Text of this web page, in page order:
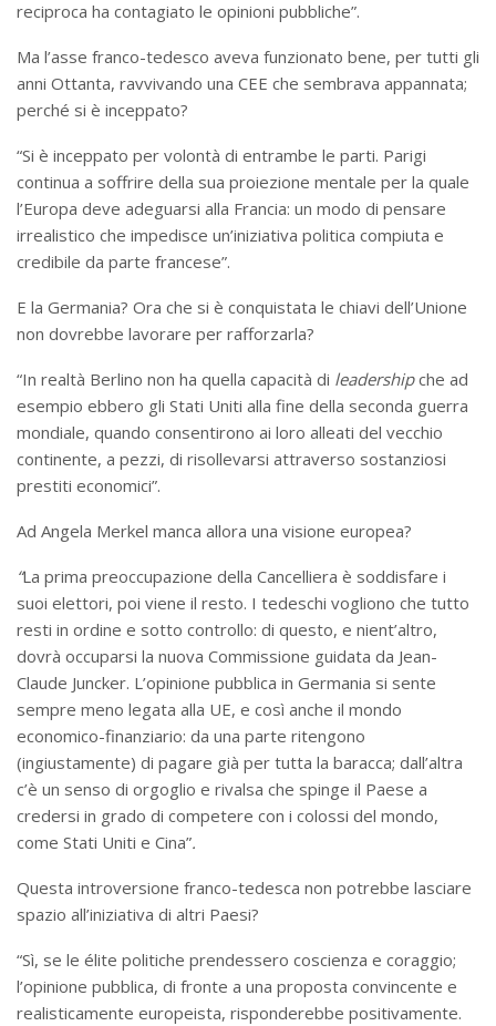
reciproca ha contagiato le opinioni pubbliche”.
Ma l’asse franco-tedesco aveva funzionato bene, per tutti gli
anni Ottanta, ravvivando una CEE che sembrava appannata;
perché si è inceppato?
“Si è inceppato per volontà di entrambe le parti. Parigi
continua a soffrire della sua proiezione mentale per la quale
l’Europa deve adeguarsi alla Francia: un modo di pensare
irrealistico che impedisce un’iniziativa politica compiuta e
credibile da parte francese”.
E la Germania? Ora che si è conquistata le chiavi dell’Unione
non dovrebbe lavorare per rafforzarla?
“In realtà Berlino non ha quella capacità di leadershipche ad
esempio ebbero gli Stati Uniti alla fine della seconda guerra
mondiale, quando consentirono ai loro alleati del vecchio
continente, a pezzi, di risollevarsi attraverso sostanziosi
prestiti economici”.
Ad Angela Merkel manca allora una visione europea?
“La prima preoccupazione della Cancelliera è soddisfare i
suoi elettori, poi viene il resto. I tedeschi vogliono che tutto
resti in ordine e sotto controllo: di questo, e nient’altro,
dovrà occuparsi la nuova Commissione guidata da Jean-
Claude Juncker. L’opinione pubblica in Germania si sente
sempre meno legata alla UE, e così anche il mondo
economico-finanziario: da una parte ritengono
(ingiustamente) di pagare già per tutta la baracca; dall’altra
c’è un senso di orgoglio e rivalsa che spinge il Paese a
credersi in grado di competere con i colossi del mondo,
come Stati Uniti e Cina”.
Questa introversione franco-tedesca non potrebbe lasciare
spazio all’iniziativa di altri Paesi?
“Sì, se le élite politiche prendessero coscienza e coraggio;
l’opinione pubblica, di fronte a una proposta convincente e
realisticamente europeista, risponderebbe positivamente.